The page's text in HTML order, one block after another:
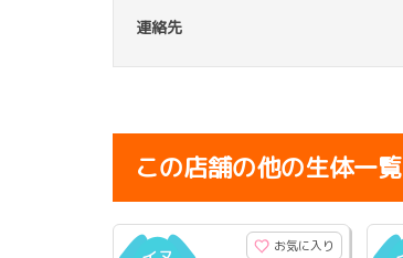
連絡先
この店舗の他の生体一覧
お気に入り